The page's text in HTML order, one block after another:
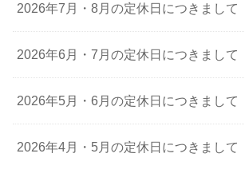
2026年7月・8月の定休日につきまして
2026年6月・7月の定休日につきまして
2026年5月・6月の定休日につきまして
2026年4月・5月の定休日につきまして